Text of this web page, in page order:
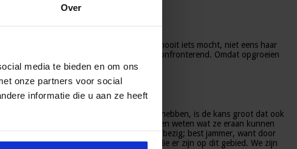
Over
media te bieden en om ons
onze partners voor social
informatie die u aan ze heeft
Ik zag weer het meisje voor me dat nooit iets mocht, niet eens haar
heel mijn hart, maar het is voor mij wel confronterend. Omdat opgroeien
hun eigen verleden niet goed verwerkt hebben, is de kans groot dat ook
hun eigen problemen onderkennen en weten wat ze eraan kunnen
zijn mijn inziens teveel beleidsmatig bezig; best jammer, want door
organisaties en instellingen die er zijn op dit gebied. We zijn